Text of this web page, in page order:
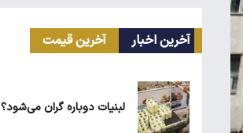
دارد؟
عدالت چیست؟
آخرین اخبار آخرین قیمت
لبنیات دوباره گران می‌شود؟